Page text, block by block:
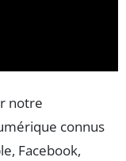
notre
connus
Facebook,